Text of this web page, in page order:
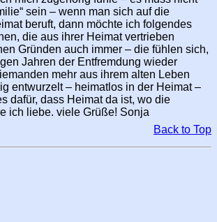
sein – wenn man sich auf die
beruft, dann möchte ich folgendes
die aus ihrer Heimat vertrieben
Gründen auch immer – die fühlen sich,
Jahren der Entfremdung wieder
mehr aus ihrem alten Leben
entwurzelt – heimatlos in der Heimat –
dafür, dass Heimat da ist, wo die
ich liebe. viele Grüße! Sonja
Back to Top